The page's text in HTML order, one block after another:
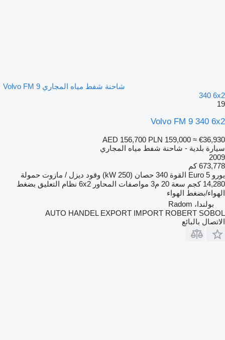
شاحنة شفط مياه المجاري Volvo FM 9
340 6x2
19
Volvo FM 9 340 6x2
AED 156,700 PLN 159,000 ≈ €36,930
سيارة بلدية - شاحنة شفط مياه المجاري
2009
673,778 كم
يورو Euro 5 القوة 340 حصان (250 kW) وقود ديزل / مازوت حمولة
14,280 كجم
سعة 20 م3 مواصفات المحاور 6x2 نظام التعليق بضغط
الهواء/بضغط الهواء
بولندا، Radom
AUTO HANDEL EXPORT IMPORT ROBERT SOBOL
الاتصال بالبائع